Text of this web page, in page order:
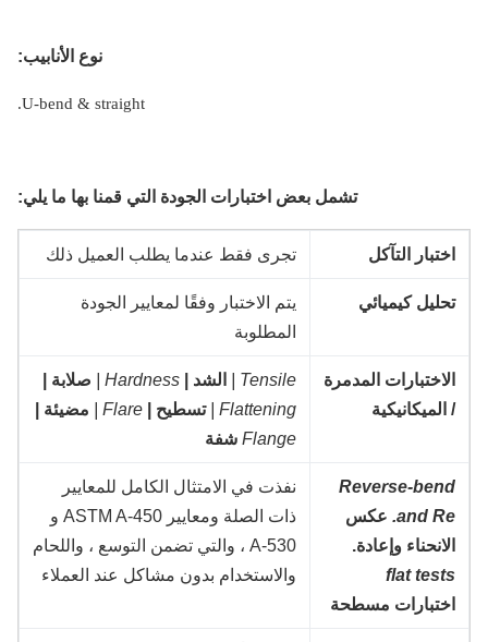
نوع الأنابيب:
U-bend & straight.
تشمل بعض اختبارات الجودة التي قمنا بها ما يلي:
التآكل تجرى فقط عندما يطلب العميل ذلك
كيميائي
يتم الاختبار وفقًا لمعايير الجودة
المطلوبة
المدمرة
الميكانيكية
Tensile | الشد | Hardness |
صلابة |
Flattening |
تسطيح | Flare |
مضيئة |
Flange شفة
Reverse-
and عكس
وإعادة.
flat
مسطحة
نفذت في الامتثال الكامل للمعايير
ذات الصلة ومعايير ASTM A-450 و
A-530 ، والتي تضمن التوسع ، واللحام
والاستخدام بدون مشاكل عند العملاء